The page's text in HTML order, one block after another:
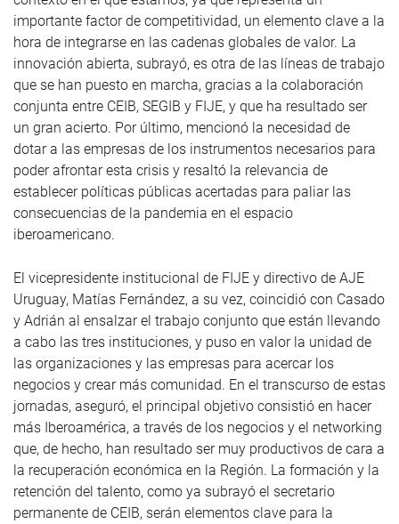
importante factor de competitividad, un elemento clave a la
hora de integrarse en las cadenas globales de valor. La
innovación abierta, subrayó, es otra de las líneas de trabajo
que se han puesto en marcha, gracias a la colaboración
conjunta entre CEIB, SEGIB y FIJE, y que ha resultado ser
un gran acierto. Por último, mencionó la necesidad de
dotar a las empresas de los instrumentos necesarios para
poder afrontar esta crisis y resaltó la relevancia de
establecer políticas públicas acertadas para paliar las
consecuencias de la pandemia en el espacio
iberoamericano.
El vicepresidente institucional de FIJE y directivo de AJE
Uruguay, Matías Fernández, a su vez, coincidió con Casado
y Adrián al ensalzar el trabajo conjunto que están llevando
a cabo las tres instituciones, y puso en valor la unidad de
las organizaciones y las empresas para acercar los
negocios y crear más comunidad. En el transcurso de estas
jornadas, aseguró, el principal objetivo consistió en hacer
más Iberoamérica, a través de los negocios y el networking
que, de hecho, han resultado ser muy productivos de cara a
la recuperación económica en la Región. La formación y la
retención del talento, como ya subrayó el secretario
permanente de CEIB, serán elementos clave para la